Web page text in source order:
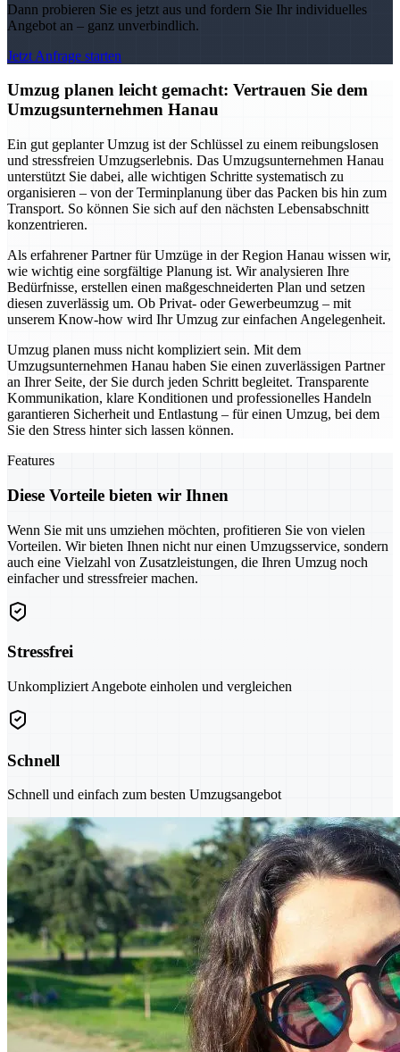
Dann probieren Sie es jetzt aus und fordern Sie Ihr individuelles
Angebot an – ganz unverbindlich.
Jetzt Anfrage starten
Umzug planen leicht gemacht: Vertrauen Sie dem
Umzugsunternehmen Hanau
Ein gut geplanter Umzug ist der Schlüssel zu einem reibungslosen
und stressfreien Umzugserlebnis. Das Umzugsunternehmen Hanau
unterstützt Sie dabei, alle wichtigen Schritte systematisch zu
organisieren – von der Terminplanung über das Packen bis hin zum
Transport. So können Sie sich auf den nächsten Lebensabschnitt
konzentrieren.
Als erfahrener Partner für Umzüge in der Region Hanau wissen wir,
wie wichtig eine sorgfältige Planung ist. Wir analysieren Ihre
Bedürfnisse, erstellen einen maßgeschneiderten Plan und setzen
diesen zuverlässig um. Ob Privat- oder Gewerbeumzug – mit
unserem Know-how wird Ihr Umzug zur einfachen Angelegenheit.
Umzug planen muss nicht kompliziert sein. Mit dem
Umzugsunternehmen Hanau haben Sie einen zuverlässigen Partner
an Ihrer Seite, der Sie durch jeden Schritt begleitet. Transparente
Kommunikation, klare Konditionen und professionelles Handeln
garantieren Sicherheit und Entlastung – für einen Umzug, bei dem
Sie den Stress hinter sich lassen können.
Features
Diese Vorteile bieten wir Ihnen
Wenn Sie mit uns umziehen möchten, profitieren Sie von vielen
Vorteilen. Wir bieten Ihnen nicht nur einen Umzugsservice, sondern
auch eine Vielzahl von Zusatzleistungen, die Ihren Umzug noch
einfacher und stressfreier machen.
Stressfrei
Unkompliziert Angebote einholen und vergleichen
Schnell
Schnell und einfach zum besten Umzugsangebot